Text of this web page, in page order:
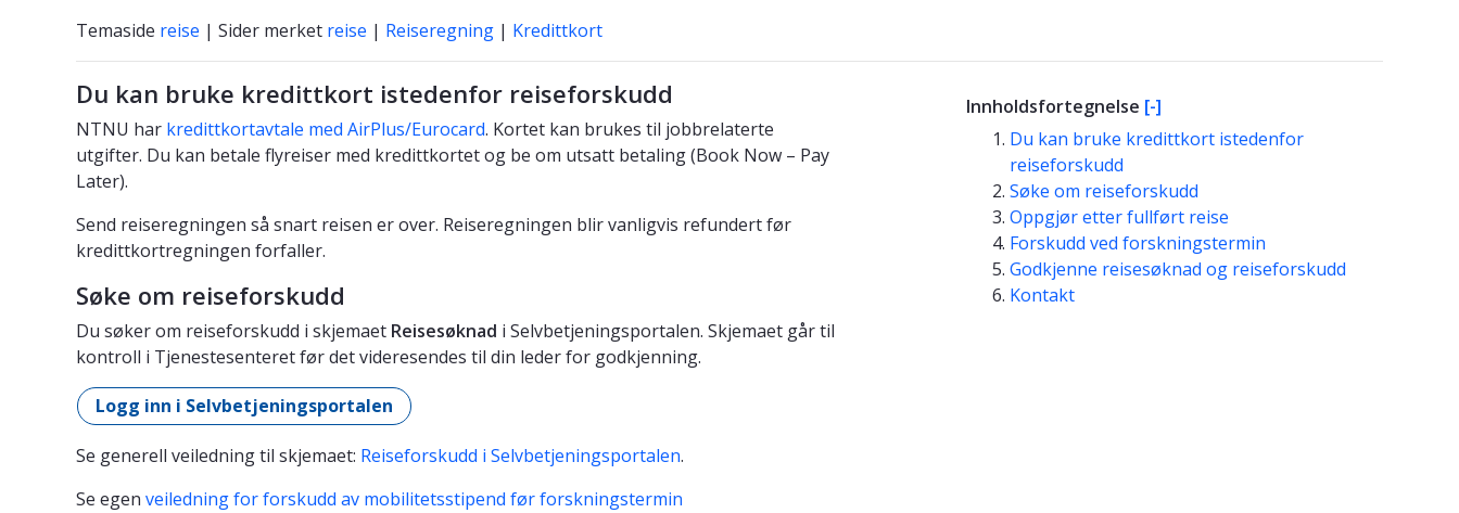
Temaside reise | Sider merket reise | Reiseregning | Kredittkort
Innholdsfortegnelse [-]
Du kan bruke kredittkort istedenfor
reiseforskudd
Søke om reiseforskudd
Oppgjør etter fullført reise
Forskudd ved forskningstermin
Godkjenne reisesøknad og reiseforskudd
Kontakt
Du kan bruke kredittkort istedenfor reiseforskudd
NTNU har kredittkortavtale med AirPlus/Eurocard. Kortet kan brukes til jobbrelaterte
utgifter. Du kan betale flyreiser med kredittkortet og be om utsatt betaling (Book Now – Pay
Later).
Send reiseregningen så snart reisen er over. Reiseregningen blir vanligvis refundert før
kredittkortregningen forfaller.
Søke om reiseforskudd
Du søker om reiseforskudd i skjemaet Reisesøknad i Selvbetjeningsportalen. Skjemaet går til
kontroll i Tjenestesenteret før det videresendes til din leder for godkjenning.
Logg inn i Selvbetjeningsportalen
Se generell veiledning til skjemaet: Reiseforskudd i Selvbetjeningsportalen.
Se egen veiledning for forskudd av mobilitetsstipend før forskningstermin